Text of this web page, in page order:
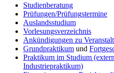
Studienberatung
Prüfungen/Prüfungstermine
Auslandsstudium
Vorlesungsverzeichnis
Ankündigungen zu
Grundpraktikum und
Praktikum im Studium
Industriepraktikum)